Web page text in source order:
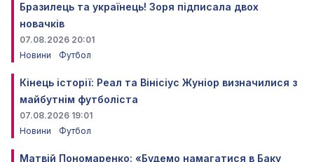
Бразилець та українець! Зоря підписала двох
новачків
07.08.2026 20:01
Новини
Футбол
Кінець історії: Реал та Вінісіус Жуніор визначилися з
майбутнім футболіста
07.08.2026 19:01
Новини
Футбол
Матвій Пономаренко: «Будемо намагатися в Баку